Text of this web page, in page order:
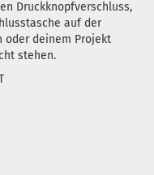
Druckknopfverschluss,
auf der
oder deinem Projekt
stehen.